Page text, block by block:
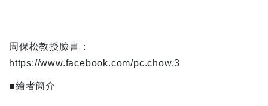
周保松教授臉書：
https://www.facebook.com/pc.chow.3
■繪者簡介